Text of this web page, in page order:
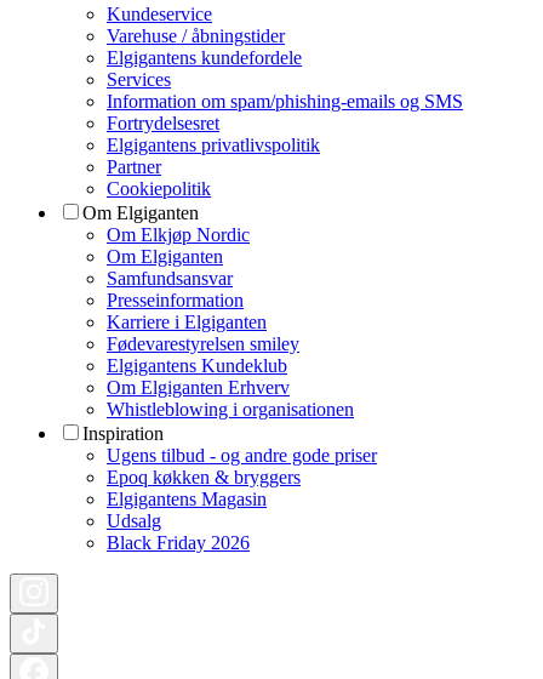
Kundeservice
Varehuse / åbningstider
Elgigantens kundefordele
Services
Information om spam/phishing-emails og SMS
Fortrydelsesret
Elgigantens privatlivspolitik
Partner
Cookiepolitik
Om Elgiganten
Om Elkjøp Nordic
Om Elgiganten
Samfundsansvar
Presseinformation
Karriere i Elgiganten
Fødevarestyrelsen smiley
Elgigantens Kundeklub
Om Elgiganten Erhverv
Whistleblowing i organisationen
Inspiration
Ugens tilbud - og andre gode priser
Epoq køkken & bryggers
Elgigantens Magasin
Udsalg
Black Friday 2026